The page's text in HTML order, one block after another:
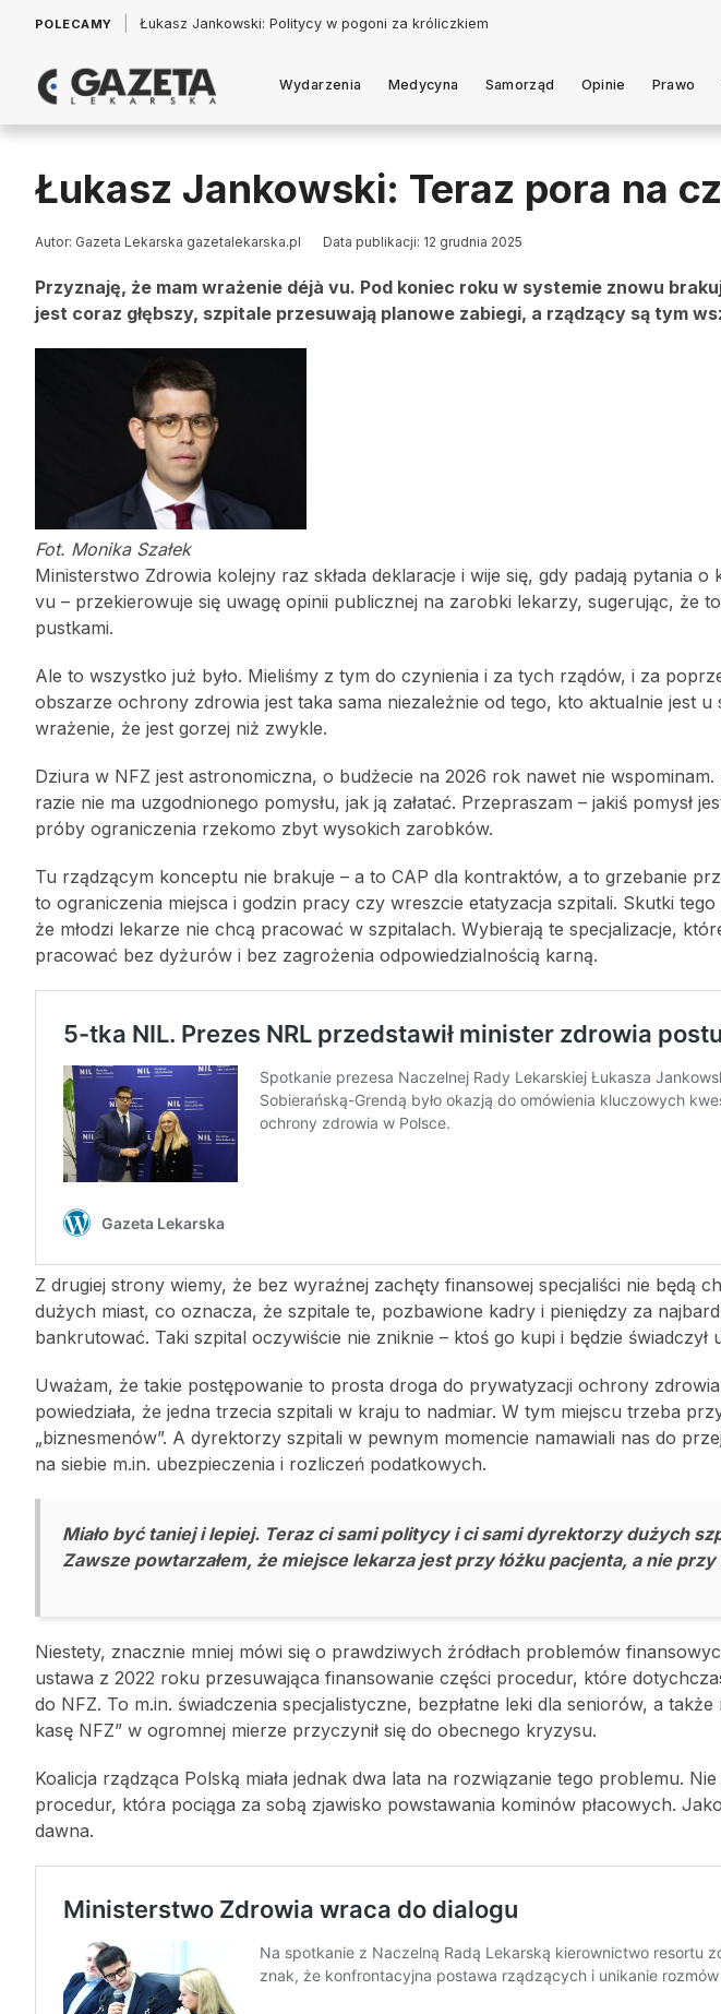
POLECAMY Łukasz Jankowski: Politycy w pogoni za króliczkiem
Wydarzenia Medycyna Samorząd Opinie Prawo
Łukasz Jankowski: Teraz pora na
Autor: Gazeta Lekarska gazetalekarska.pl Data publikacji: 12 grudnia 2025
Przyznaję, że mam wrażenie déjà vu. Pod koniec roku w systemie znowu
jest coraz głębszy, szpitale przesuwają planowe zabiegi, a rządzący są tym
Fot. Monika Szałek
Ministerstwo Zdrowia kolejny raz składa deklaracje i wije się, gdy padają pytania
vu – przekierowuje się uwagę opinii publicznej na zarobki lekarzy, sugerując, że
pustkami.
Ale to wszystko już było. Mieliśmy z tym do czynienia i za tych rządów, i za
obszarze ochrony zdrowia jest taka sama niezależnie od tego, kto aktualnie jest u
wrażenie, że jest gorzej niż zwykle.
Dziura w NFZ jest astronomiczna, o budżecie na 2026 rok nawet nie
razie nie ma uzgodnionego pomysłu, jak ją załatać. Przepraszam – jakiś pomysł
próby ograniczenia rzekomo zbyt wysokich zarobków.
Tu rządzącym konceptu nie brakuje – a to CAP dla kontraktów, a to grzebanie
to ograniczenia miejsca i godzin pracy czy wreszcie etatyzacja szpitali. Skutki
że młodzi lekarze nie chcą pracować w szpitalach. Wybierają te specjalizacje,
pracować bez dyżurów i bez zagrożenia odpowiedzialnością karną.
Z drugiej strony wiemy, że bez wyraźnej zachęty finansowej specjaliści nie będą
dużych miast, co oznacza, że szpitale te, pozbawione kadry i pieniędzy za
bankrutować. Taki szpital oczywiście nie zniknie – ktoś go kupi i będzie świadczył
Uważam, że takie postępowanie to prosta droga do prywatyzacji ochrony
powiedziała, że jedna trzecia szpitali w kraju to nadmiar. W tym miejscu trzeba
„biznesmenów”. A dyrektorzy szpitali w pewnym momencie namawiali nas do
na siebie m.in. ubezpieczenia i rozliczeń podatkowych.
Miało być taniej i lepiej. Teraz ci sami politycy i ci sami dyrektorzy dużych
Zawsze powtarzałem, że miejsce lekarza jest przy łóżku pacjenta, a nie
Niestety, znacznie mniej mówi się o prawdziwych źródłach problemów
ustawa z 2022 roku przesuwająca finansowanie części procedur, które
do NFZ. To m.in. świadczenia specjalistyczne, bezpłatne leki dla seniorów, a
kasę NFZ” w ogromnej mierze przyczynił się do obecnego kryzysu.
Koalicja rządząca Polską miała jednak dwa lata na rozwiązanie tego problemu.
procedur, która pociąga za sobą zjawisko powstawania kominów płacowych.
dawna.